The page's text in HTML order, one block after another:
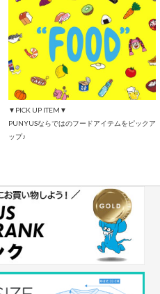
▼PICK UP ITEM▼
PUNYUSならではのフードアイテムをピックア
ップ♪